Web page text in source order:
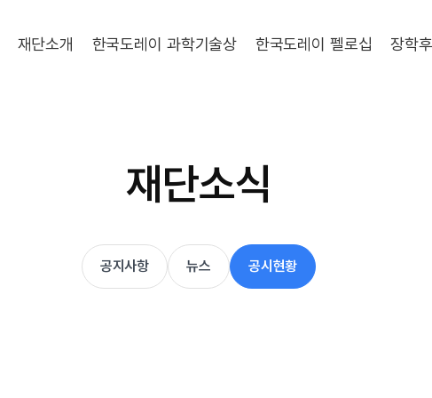
재단소개 한국도레이 과학기술상 한국도레이 펠로십 장학
재단소식
공지사항 뉴스 공시현황